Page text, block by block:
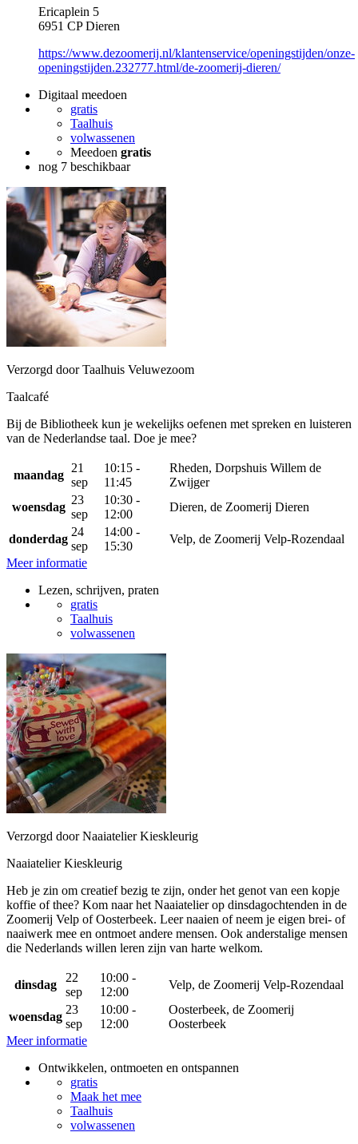
Ericaplein 5
6951 CP Dieren
https://www.dezoomerij.nl/klantenservice/openingstijden/onze-
openingstijden.232777.html/de-zoomerij-dieren/
Digitaal meedoen
gratis
Taalhuis
volwassenen
Meedoen gratis
nog 7 beschikbaar
Verzorgd door Taalhuis Veluwezoom
Taalcafé
Bij de Bibliotheek kun je wekelijks oefenen met spreken en luisteren
van de Nederlandse taal. Doe je mee?
maandag
21
sep
10:15 -
11:45
Rheden, Dorpshuis Willem de
Zwijger
woensdag
23
sep
10:30 -
12:00
Dieren, de Zoomerij Dieren
donderdag
24
sep
14:00 -
15:30
Velp, de Zoomerij Velp-Rozendaal
Meer informatie
Lezen, schrijven, praten
gratis
Taalhuis
volwassenen
Verzorgd door Naaiatelier Kieskleurig
Naaiatelier Kieskleurig
Heb je zin om creatief bezig te zijn, onder het genot van een kopje
koffie of thee? Kom naar het Naaiatelier op dinsdagochtenden in de
Zoomerij Velp of Oosterbeek. Leer naaien of neem je eigen brei- of
naaiwerk mee en ontmoet andere mensen. Ook anderstalige mensen
die Nederlands willen leren zijn van harte welkom.
dinsdag
22
sep
10:00 -
12:00
Velp, de Zoomerij Velp-Rozendaal
woensdag
23
sep
10:00 -
12:00
Oosterbeek, de Zoomerij
Oosterbeek
Meer informatie
Ontwikkelen, ontmoeten en ontspannen
gratis
Maak het mee
Taalhuis
volwassenen